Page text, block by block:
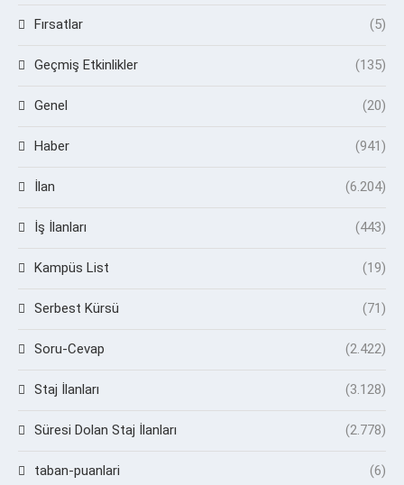
Fırsatlar (5)
Geçmiş Etkinlikler (135)
Genel (20)
Haber (941)
İlan (6.204)
İş İlanları (443)
Kampüs List (19)
Serbest Kürsü (71)
Soru-Cevap (2.422)
Staj İlanları (3.128)
Süresi Dolan Staj İlanları (2.778)
taban-puanlari (6)